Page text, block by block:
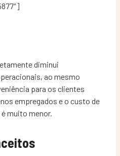
diminui
ao mesmo
para os clientes
empregados e o custo de
muito menor.